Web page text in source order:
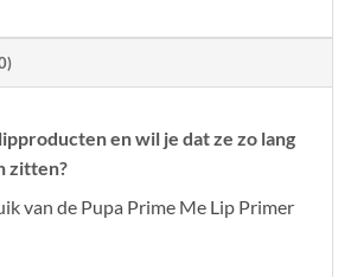
en wil je dat ze zo lang
zitten?
van de Pupa Prime Me Lip Primer